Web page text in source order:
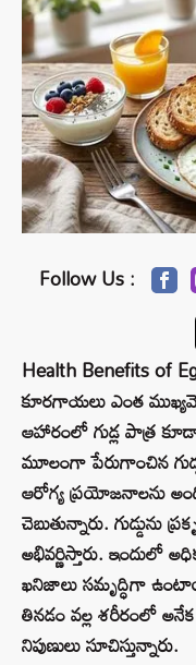
Follow Us :
Health Benefits of
కూరగాయలు ఎంత
ఆహారంలో గుడ్ల పాత్ర
మూలంగా పేరుగాంచిన
ఆరోగ్య ప్రయోజనాలను
చెబుతున్నారు.
అభివర్ణిస్తారు. ఇందులో
ఖనిజాలు సమృద్ధిగా
తినడం వల్ల శరీరంలో
నిపుణులు సూచిస్తున్నారు.